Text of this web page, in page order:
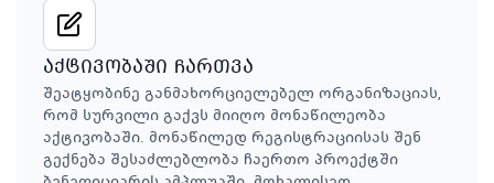
აქტივობაში ჩართვა
შეატყობინე განმახორციელებელ ორგანიზაციას,
რომ სურვილი გაქვს მიიღო მონაწილეობა
აქტივობაში. მონაწილედ რეგისტრაციისას შენ
გექნება შესაძლებლობა ჩაერთო პროექტში